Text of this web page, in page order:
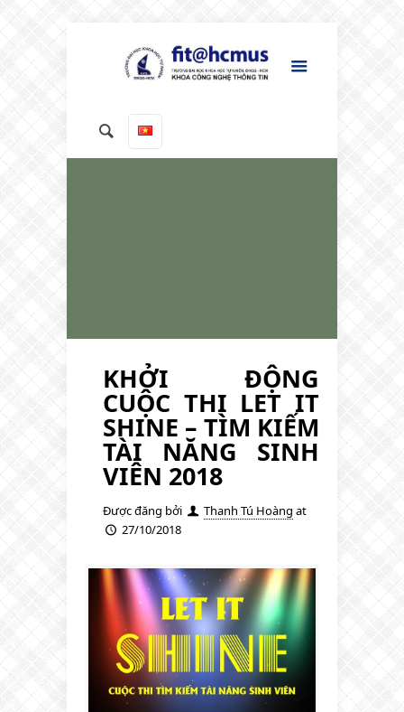
KHỞI ĐỘNG
CUỘC THI LET IT
SHINE – TÌM KIẾM
TÀI NĂNG SINH
VIÊN 2018
Được đăng bởi Thanh Tú Hoàng at
27/10/2018